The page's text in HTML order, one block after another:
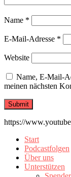
Name *
E-Mail-Adresse *
Website
Name, E-Mail-
meinen nächsten
https://
Start
Podcastfolgen
Über uns
Unterstützen